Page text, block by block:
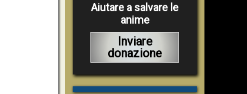
Aiutare a salvare le
anime
Inviare
donazione